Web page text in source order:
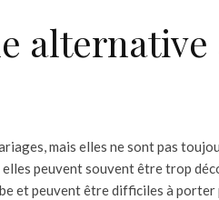
mais elles ne sont pas
peuvent souvent être trop
et peuvent être difficiles à porter